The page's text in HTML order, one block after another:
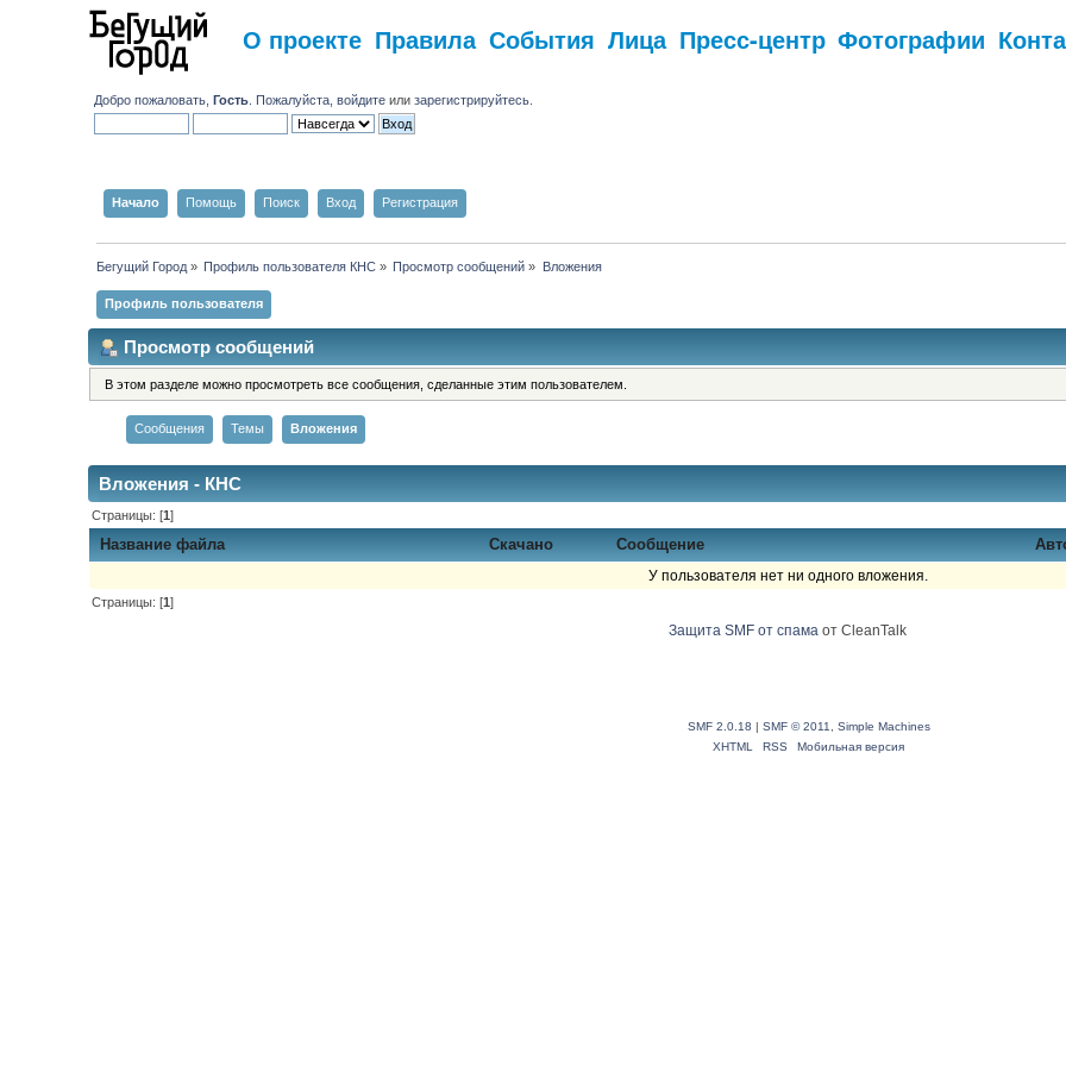
О проекте Правила События Лица Пресс-центр Фотографии
Добро пожаловать,Гость . Пожалуйста,войдите илизарегистрируйтесь
Начало Помощь Поиск Вход Регистрация
Бегущий Город» Профиль пользователя КНС» Просмотр сообщений » Вложения
Профиль пользователя
Просмотр сообщений
В этом разделе можно просмотреть все сообщения, сделанные этим пользователем.
Сообщения Темы Вложения
Вложения - КНС
Страницы: [1]
Название файла Скачано Сообщение
У пользователя нет ни одного вложения.
Страницы: [1]
Защита SMF от спама от CleanTalk
SMF 2.0.18 | SMF © 2011
Simple Machines
XHTML
RSS Мобильная версия